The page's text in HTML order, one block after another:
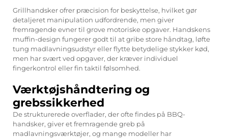
Grillhandsker ofrer præcision for beskyttelse, hvilket gør
detaljeret manipulation udfordrende, men giver
fremragende evner til grove motoriske opgaver. Handskens
muffin-design fungerer godt til at gribe store håndtag, løfte
tung madlavningsudstyr eller flytte betydelige stykker kød,
men har svært ved opgaver, der kræver individuel
fingerkontrol eller fin taktil følsomhed.
Værktøjshåndtering og
grebssikkerhed
De strukturerede overflader, der ofte findes på BBQ-
handsker, giver et fremragende greb på
madlavningsværktøjer, og mange modeller har